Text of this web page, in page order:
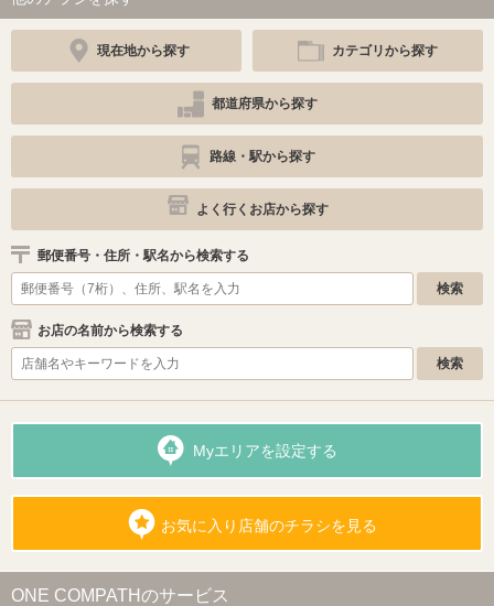
現在地から探す カテゴリから探す
都道府県から探す
路線・駅から探す
よく行くお店から探す
郵便番号・住所・駅名から検索する
お店の名前から検索する
Myエリアを設定する
お気に入り店舗のチラシを見る
ONE COMPATHのサービス